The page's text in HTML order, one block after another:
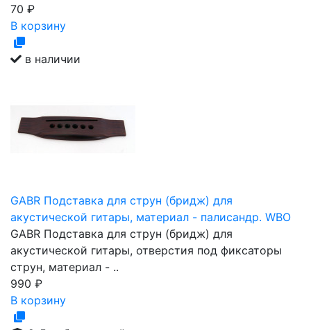
70 ₽
В корзину
в наличии
GABR Подставка для струн (бридж) для
акустической гитары, материал - палисандр. WBO
GABR Подставка для струн (бридж) для
акустической гитары, отверстия под фиксаторы
струн, материал - ..
990 ₽
В корзину